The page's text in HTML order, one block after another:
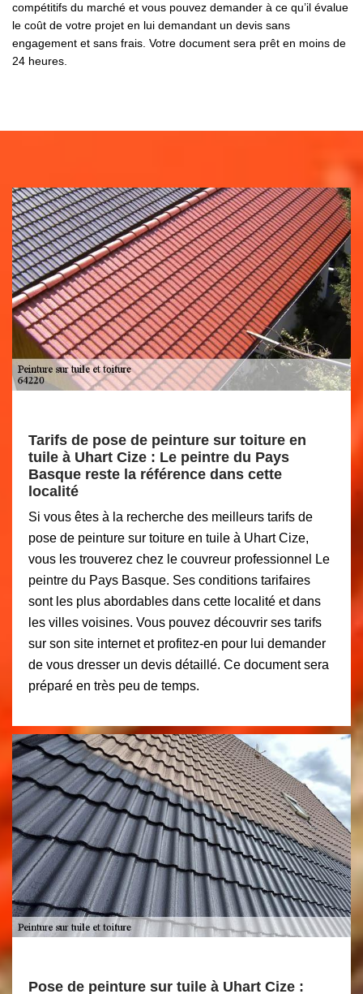
compétitifs du marché et vous pouvez demander à ce qu’il évalue
le coût de votre projet en lui demandant un devis sans
engagement et sans frais. Votre document sera prêt en moins de
24 heures.
Tarifs de pose de peinture sur toiture en
tuile à Uhart Cize : Le peintre du Pays
Basque reste la référence dans cette
localité
Si vous êtes à la recherche des meilleurs tarifs de
pose de peinture sur toiture en tuile à Uhart Cize,
vous les trouverez chez le couvreur professionnel Le
peintre du Pays Basque. Ses conditions tarifaires
sont les plus abordables dans cette localité et dans
les villes voisines. Vous pouvez découvrir ses tarifs
sur son site internet et profitez-en pour lui demander
de vous dresser un devis détaillé. Ce document sera
préparé en très peu de temps.
Pose de peinture sur tuile à Uhart Cize :